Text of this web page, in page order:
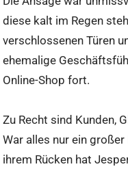
diese kalt im Regen
verschlossenen Türen
ehemalige
Online-Shop fort.
Zu Recht sind Kunden,
War alles nur ein
ihrem Rücken hat